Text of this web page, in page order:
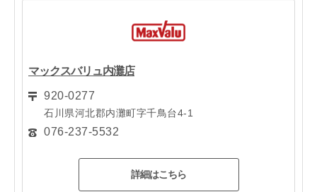
マックスバリュ内灘店
920-0277
石川県河北郡内灘町字千鳥台4-1
076-237-5532
詳細はこちら